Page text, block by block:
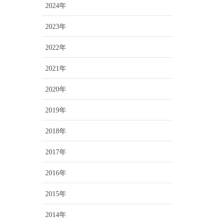
2024年
2023年
2022年
2021年
2020年
2019年
2018年
2017年
2016年
2015年
2014年